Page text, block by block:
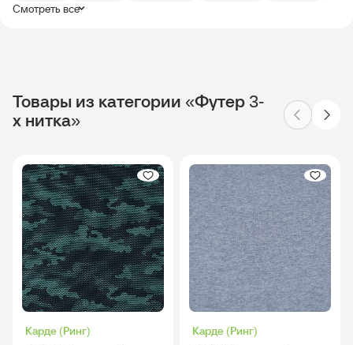
Смотреть все
Товары из категории «Футер 3-
х нитка»
Карде (Ринг) Карде (Ринг)